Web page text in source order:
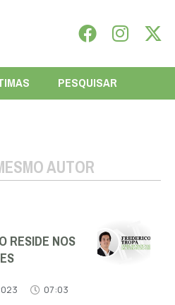
PESQUISAR
AUTOR
RESIDE NOS
07:03